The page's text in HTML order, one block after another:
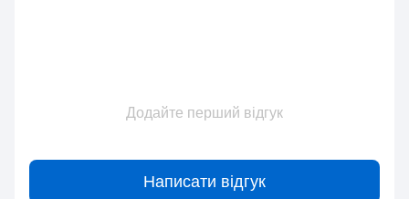
Додайте перший відгук
Написати відгук